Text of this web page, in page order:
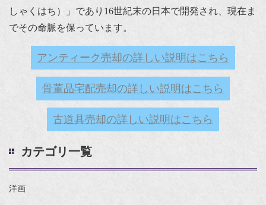
しゃくはち）」であり16世紀末の日本で開発され、現在ま
でその命脈を保っています。
アンティーク売却の詳しい説明はこちら
骨董品宅配売却の詳しい説明はこちら
古道具売却の詳しい説明はこちら
カテゴリ一覧
洋画